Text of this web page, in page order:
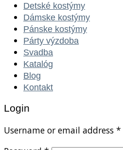
Detské kostýmy
Dámske kostýmy
Pánske kostýmy
Párty výzdoba
Svadba
Katalóg
Blog
Kontakt
Login
Username or email address *